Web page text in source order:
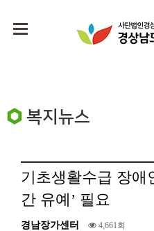
복지뉴스
기초생활수급 장애
간 유예’ 필요
경남장가센터 4,661회